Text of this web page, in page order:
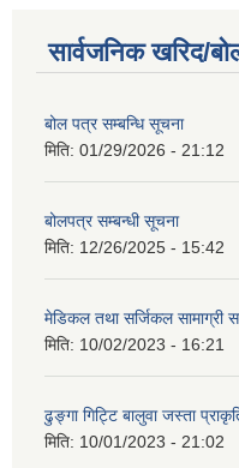
सार्वजनिक खरिद/
बोल पत्र सम्बन्धि सूचना
मिति: 01/29/2026 - 21:12
बोलपत्र सम्बन्धी सूचना
मिति: 12/26/2025 - 15:42
मेडिकल तथा सर्जिकल सामाग्री
मिति: 10/02/2023 - 16:21
ढुङ्गा गिट्टि बालुवा जस्ता
मिति: 10/01/2023 - 21:02